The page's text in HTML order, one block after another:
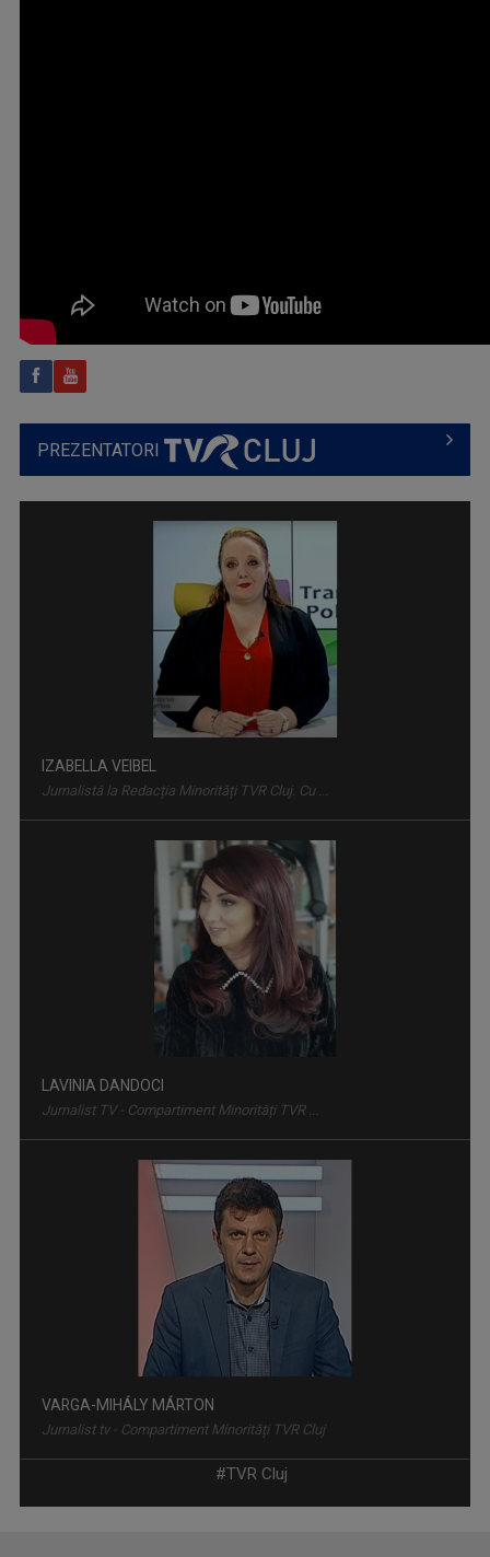
PREZENTATORI
IZABELLA VEIBEL
Jurnalistă la Redacția Minorități TVR Cluj. Cu ...
LAVINIA DANDOCI
Jurnalist TV - Compartiment Minorități TVR ...
VARGA-MIHÁLY MÁRTON
Jurnalist tv - Compartiment Minorități TVR Cluj
#TVR Cluj